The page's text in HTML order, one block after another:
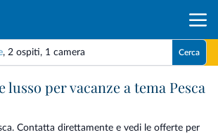
, 2 ospiti, 1 camera Cerca
lusso per vacanze a tema Pesca
Contatta direttamente e vedi le offerte per